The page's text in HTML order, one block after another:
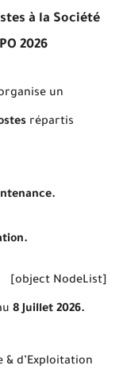
à la Société
2026
un
répartis
[object NodeList]
8 Juillet 2026.
d’Exploitation